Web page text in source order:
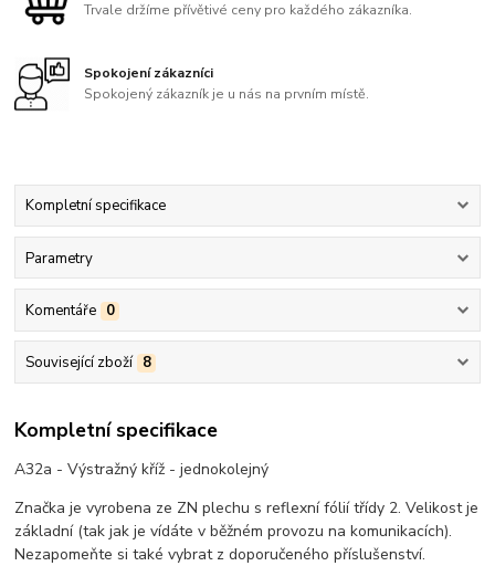
Trvale držíme přívětivé ceny pro každého zákazníka.
Spokojení zákazníci
Spokojený zákazník je u nás na prvním místě.
Kompletní specifikace
Parametry
Komentáře 0
Související zboží 8
Kompletní specifikace
A32a - Výstražný kříž - jednokolejný
Značka je vyrobena ze ZN plechu s reflexní fólií třídy 2. Velikost je
základní (tak jak je vídáte v běžném provozu na komunikacích).
Nezapomeňte si také vybrat z doporučeného příslušenství.